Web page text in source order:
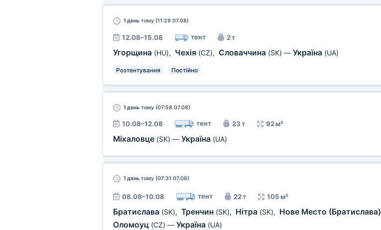
1 деньтому (11:29 07.08)
12.08–15.08 тент 2 т
Угорщина (HU), Чехія (CZ), Словаччина (SK) — Україна (UA)
Розтентування Постійно
1 деньтому (07:58 07.08)
10.08–12.08 тент 23 т 92 м³
Міхаловце (SK) — Україна (UA)
1 деньтому (07:31 07.08)
08.08–10.08 тент 22 т 105 м³
Братислава (SK), Тренчин (SK), Нітра (SK), Нове Место (Братислава)
Оломоуц (CZ) — Україна (UA)